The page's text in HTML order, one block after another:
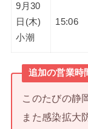
9月30
日(木)
小潮
15:06
追加の営業時
このたびの静
また感染拡大